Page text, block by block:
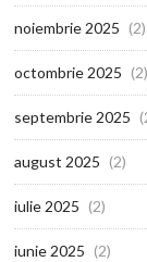
noiembrie 2025 (2)
octombrie 2025 (2)
septembrie 2025
august 2025 (2)
iulie 2025 (2)
iunie 2025 (2)